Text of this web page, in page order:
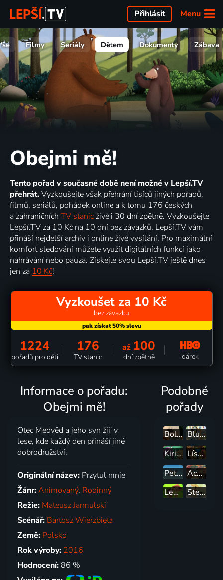
Menu
Přihlásit
Filmy Seriály Dětem Dokumenty Zábava
Obejmi mě!
Tento pořad v současné době není možné v Lepší.TV
přehrát.Vyzkoušejte však přehrání tisíců jiných pořadů,
filmů, seriálů, pohádek online a k tomu 176 českých
a zahraničních TV stanic živě i 30 dní zpětně. Vyzkoušejte
Lepší.TV za 10 Kč na 10 dní bez závazků. Lepší.TV vám
přináší nejdelší archiv i online živé vysílání. Pro maximální
komfort sledování můžete využít digitálních funkcí jako
nahrávání nebo pauza. Získejte svou Lepší.TV ještě dnes
jen za 10 Kč!
Vyzkoušet za 10 Kč
bez závazku
1224
pořadů pro děti
176
TV stanic
až 100
dní zpětně dárek
Informace o pořadu:
Obejmi mě!
Otec Medvěd a jeho syn žijí v
lese, kde každý den přináší jiné
dobrodružství.
Originální název: Przytul mnie
Žánr:Animovaný, Rodinný
Režie: Mateusz Jarmulski
Scénář: Bartosz Wierzbięta
Země: Polsko
Rok výroby: 2016
Hodnocení: 86 %
Podobné
pořady
Bolek a Lolek
Bluey
Kiri a Lou
Lístku, leť!
Petronela, Jabloňová čarodějka
Ach, ten pokrok!
Leo, strážce přírody
Stella a Sam